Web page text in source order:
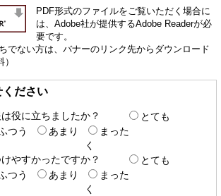
PDF形式のファイルをご覧いただく場合に
は、Adobe社が提供するAdobe Readerが必
要です。
でない方は、バナーのリンク先からダウンロード
ください
役に立ちましたか？
とても
つう あまり
まった
く
やすかったですか？
とても
つう あまり
まった
く